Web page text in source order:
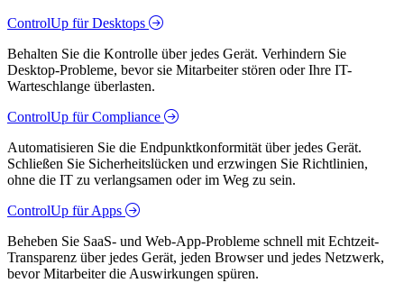
ControlUp für Desktops
Behalten Sie die Kontrolle über jedes Gerät. Verhindern Sie
Desktop-Probleme, bevor sie Mitarbeiter stören oder Ihre IT-
Warteschlange überlasten.
ControlUp für Compliance
Automatisieren Sie die Endpunktkonformität über jedes Gerät.
Schließen Sie Sicherheitslücken und erzwingen Sie Richtlinien,
ohne die IT zu verlangsamen oder im Weg zu sein.
ControlUp für Apps
Beheben Sie SaaS- und Web-App-Probleme schnell mit Echtzeit-
Transparenz über jedes Gerät, jeden Browser und jedes Netzwerk,
bevor Mitarbeiter die Auswirkungen spüren.